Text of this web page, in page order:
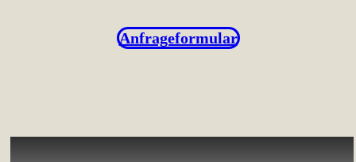
Anfrageformular